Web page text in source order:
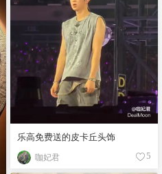
乐高免费送的皮卡丘头饰
咖妃君 5